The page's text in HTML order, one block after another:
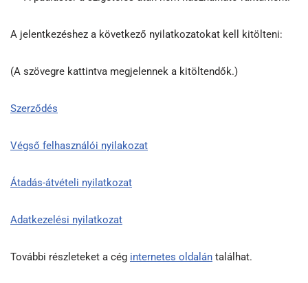
A jelentkezéshez a következő nyilatkozatokat kell kitölteni:
(A szövegre kattintva megjelennek a kitöltendők.)
Szerződés
Végső felhasználói nyilakozat
Átadás-átvételi nyilatkozat
Adatkezelési nyilatkozat
További részleteket a cég internetes oldalán találhat.